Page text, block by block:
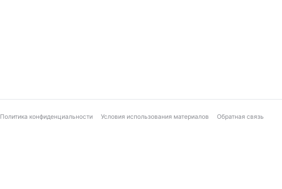
Политика конфиденциальности Условия использования материалов Обратная связь